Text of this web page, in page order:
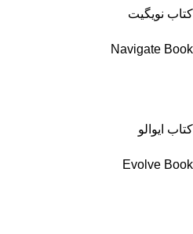
کتاب نویگیت
Navigate Book
کتاب ایوالو
Evolve Book